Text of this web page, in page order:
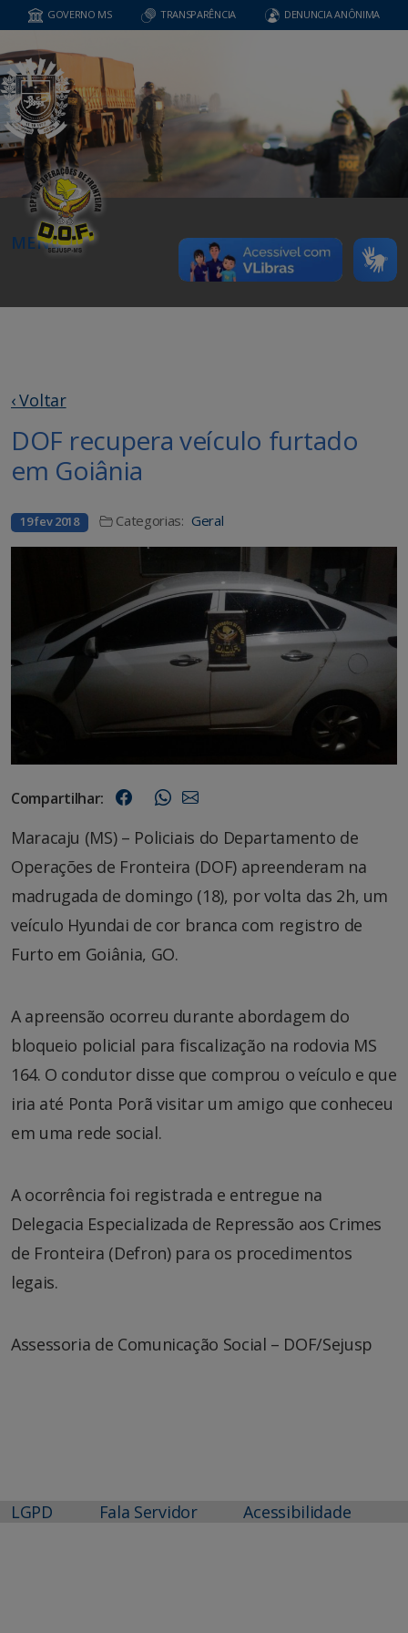
GOVERNO MS TRANSPARÊNCIA DENUNCIA ANÔNIMA
MENU
‹ Voltar
DOF recupera veículo furtado
em Goiânia
19 fev 2018 Categorias: Geral
Compartilhar:
Maracaju (MS) – Policiais do Departamento de
Operações de Fronteira (DOF) apreenderam na
madrugada de domingo (18), por volta das 2h, um
veículo Hyundai de cor branca com registro de
Furto em Goiânia, GO.
A apreensão ocorreu durante abordagem do
bloqueio policial para fiscalização na rodovia MS
164. O condutor disse que comprou o veículo e que
iria até Ponta Porã visitar um amigo que conheceu
em uma rede social.
A ocorrência foi registrada e entregue na
Delegacia Especializada de Repressão aos Crimes
de Fronteira (Defron) para os procedimentos
legais.
Assessoria de Comunicação Social – DOF/Sejusp
LGPD Fala Servidor Acessibilidade